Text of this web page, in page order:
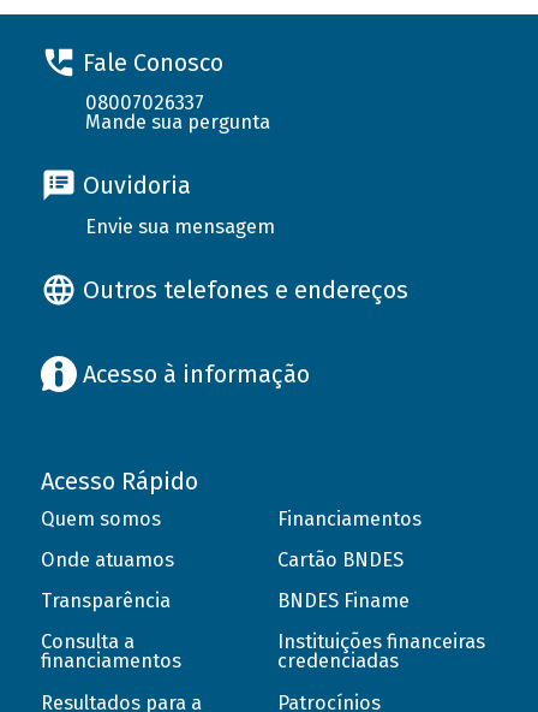
Fale Conosco
08007026337
Mande sua pergunta
Ouvidoria
Envie sua mensagem
Outros telefones e endereços
Acesso à informação
Acesso Rápido
Quem somos
Onde atuamos
Transparência
Consulta a
financiamentos
Resultados para a
Financiamentos
Cartão BNDES
BNDES Finame
Instituições financeiras
credenciadas
Patrocínios